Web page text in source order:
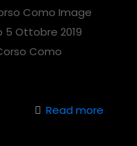
Como Image
5 Ottobre 2019
Corso Como
Read more